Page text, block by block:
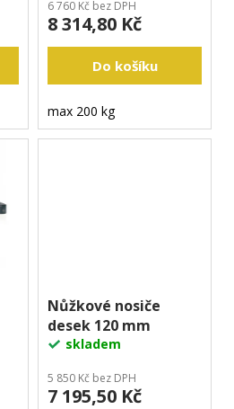
6 760 Kč bez DPH
8 314,80 Kč
Do košíku
max 200 kg
Nůžkové nosiče
desek 120 mm
skladem
5 850 Kč bez DPH
7 195,50 Kč